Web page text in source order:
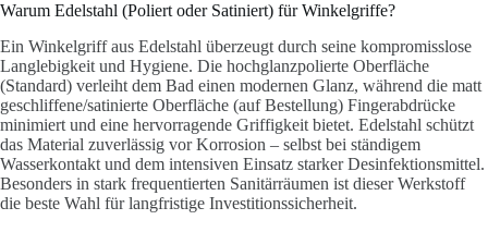
Warum Edelstahl (Poliert oder Satiniert) für Winkelgriffe?
Ein Winkelgriff aus Edelstahl überzeugt durch seine kompromisslose
Langlebigkeit und Hygiene. Die hochglanzpolierte Oberfläche
(Standard) verleiht dem Bad einen modernen Glanz, während die matt
geschliffene/satinierte Oberfläche (auf Bestellung) Fingerabdrücke
minimiert und eine hervorragende Griffigkeit bietet. Edelstahl schützt
das Material zuverlässig vor Korrosion – selbst bei ständigem
Wasserkontakt und dem intensiven Einsatz starker Desinfektionsmittel.
Besonders in stark frequentierten Sanitärräumen ist dieser Werkstoff
die beste Wahl für langfristige Investitionssicherheit.